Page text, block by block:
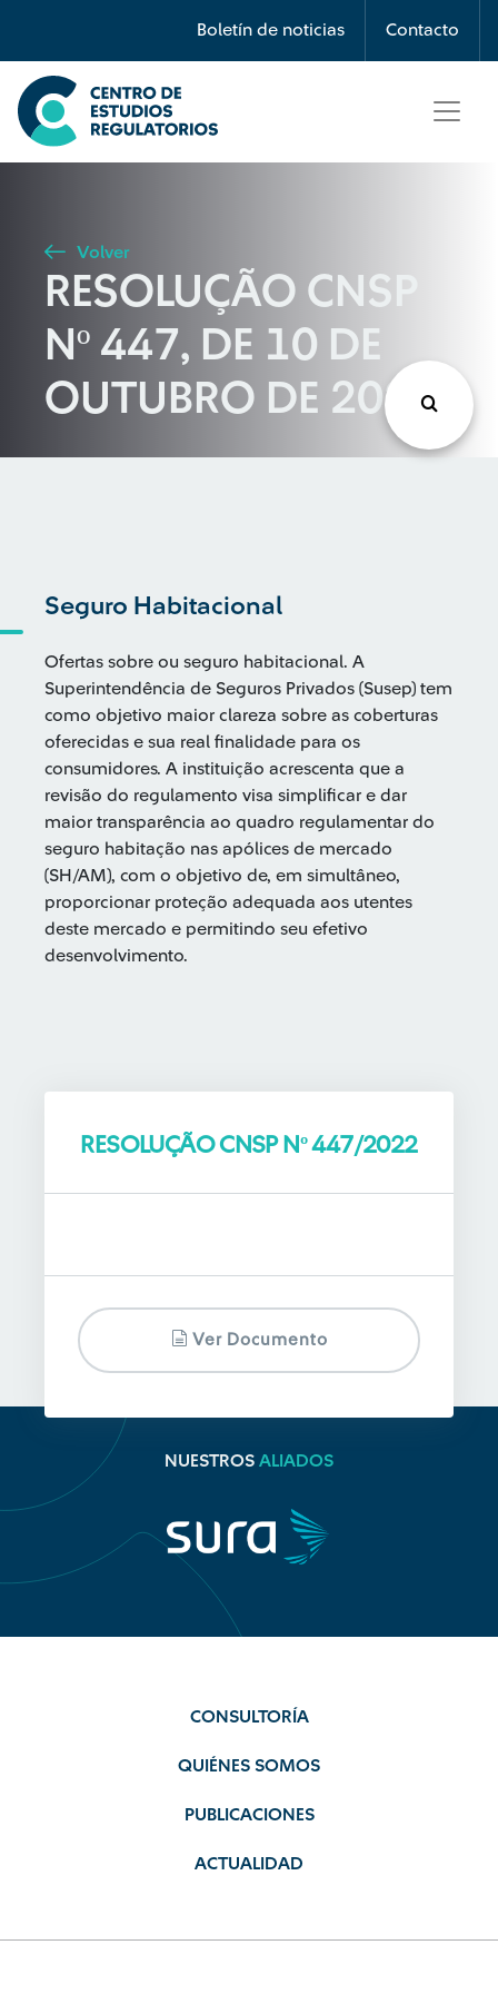
Boletín de noticias Contacto
Búsqueda
Seleccione país
Buscar
Volver
RESOLUÇÃO CNSP
Nº 447, DE 10 DE
OUTUBRO DE 2022
Seguro Habitacional
Ofertas sobre ou seguro habitacional. A
Superintendência de Seguros Privados (Susep) tem
como objetivo maior clareza sobre as coberturas
oferecidas e sua real finalidade para os
consumidores. A instituição acrescenta que a
revisão do regulamento visa simplificar e dar
maior transparência ao quadro regulamentar do
seguro habitação nas apólices de mercado
(SH/AM), com o objetivo de, em simultâneo,
proporcionar proteção adequada aos utentes
deste mercado e permitindo seu efetivo
desenvolvimento.
RESOLUÇÃO CNSP Nº 447/2022
Ver Documento
NUESTROS ALIADOS
CONSULTORÍA
QUIÉNES SOMOS
PUBLICACIONES
ACTUALIDAD